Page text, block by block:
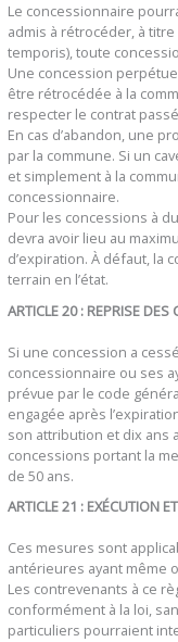
Le concessionnaire
admis à rétrocéder, à
temporis), toute
Une concession
être rétrocédée à la
respecter le contrat
En cas d’abandon, une
par la commune. Si un
et simplement à la
concessionnaire.
Pour les concessions à
devra avoir lieu au
d’expiration. À défaut, la
terrain en l’état.
ARTICLE 20 : REPRISE DES
Si une concession a
concessionnaire ou ses
prévue par le code
engagée après
son attribution et dix ans
concessions portant la
de 50 ans.
ARTICLE 21 : EXÉCUTION
Ces mesures sont
antérieures ayant même
Les contrevenants à ce
conformément à la loi,
particuliers pourraient